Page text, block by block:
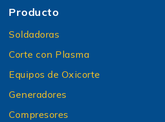
Producto
Soldadoras
Corte con Plasma
Equipos de Oxicorte
Generadores
Compresores